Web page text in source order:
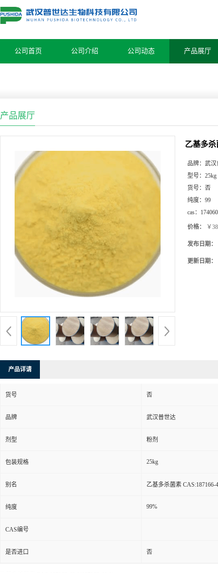
公司首页 公司介绍 公司动态 产品展厅
产品展厅
乙基多杀
品牌： 武汉
型号： 25kg
货号： 否
纯度： 99
cas：
价格： ￥
发布日期：
更新日期：
产品详请
货号 否
品牌 武汉普世达
剂型 粉剂
包装规格 25kg
别名 乙基多杀菌素 CAS:187166-
纯度 99%
CAS编号
是否进口 否